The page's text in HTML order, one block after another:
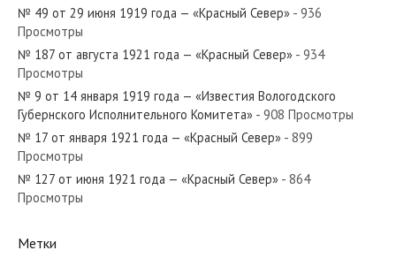
№ 243 от октября 1983 года —
№ 281 от ноября 1942 года —
«Красный Север»
№ 277 от ноября 1960 года —
№ 49 от 29 июня 1919 года — «Красный Север» - 936
Просмотры
№ 187 от августа 1921 года — «Красный Север» - 934
Просмотры
№ 9 от 14 января 1919 года — «Известия Вологодского
Губернского Исполнительного Комитета» - 908 Просмотры
№ 17 от января 1921 года — «Красный Север» - 899
Просмотры
№ 127 от июня 1921 года — «Красный Север» - 864
Просмотры
Метки